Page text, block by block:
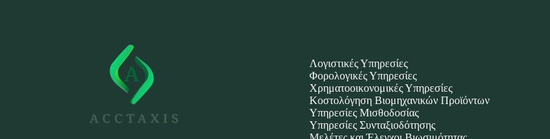
Λογιστικές Υπηρεσίες
Φορολογικές Υπηρεσίες
Χρηματοοικονομικές Υπηρεσίες
Κοστολόγηση Βιομηχανικών Προϊόντων
Υπηρεσίες Μισθοδοσίας
Υπηρεσίες Συνταξιοδότησης